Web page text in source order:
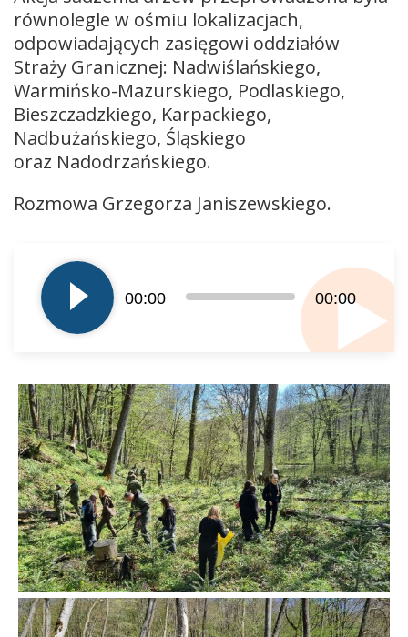
równolegle w ośmiu lokalizacjach,
odpowiadających zasięgowi oddziałów
Straży Granicznej: Nadwiślańskiego,
Warmińsko-Mazurskiego, Podlaskiego,
Bieszczadzkiego, Karpackiego,
Nadbużańskiego, Śląskiego
oraz Nadodrzańskiego.
Rozmowa Grzegorza Janiszewskiego.
plików
dźwiękowych
00:00 00:00